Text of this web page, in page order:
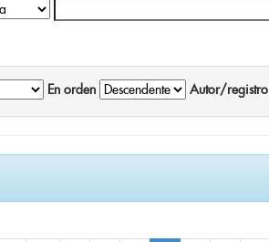
En orden Autor/registro